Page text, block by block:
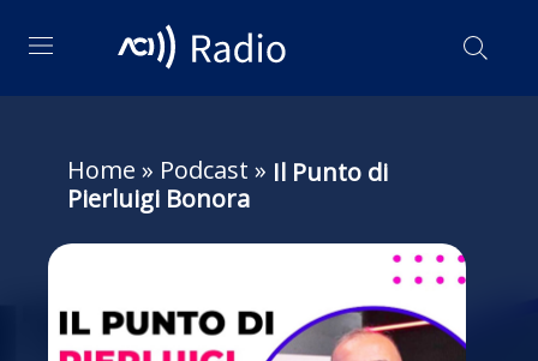
Home » Podcast » Il Punto di
Pierluigi Bonora